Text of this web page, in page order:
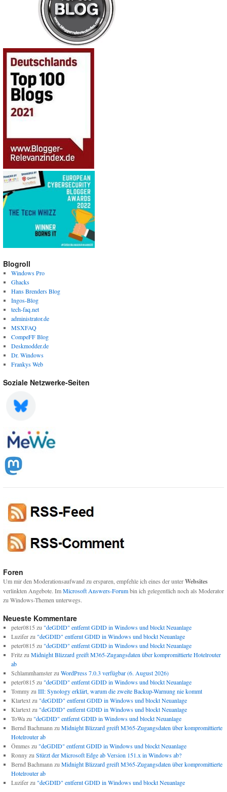
Blogroll
Windows Pro
Ghacks
Hans Brenders Blog
Ingos-Blog
tech-faq.net
administrator.de
MSXFAQ
CompeFF Blog
Deskmodder.de
Dr. Windows
Frankys Web
Soziale Netzwerke-Seiten
Foren
Um mir den Moderationsaufwand zu ersparen, empfehle ich eines der unterWebsites
verlinkten Angebote. ImMicrosoft Answers-Forumbin ich gelegentlich noch als Moderator
zu Windows-Themen unterwegs.
Neueste Kommentare
peter0815 zu "deGDID" entfernt GDID in Windows und blockt Neuanlage
Luziferzu "deGDID" entfernt GDID in Windows und blockt Neuanlage
peter0815 zu "deGDID" entfernt GDID in Windows und blockt Neuanlage
Fritzzu Midnight Blizzard greift M365-Zugangsdaten über kompromittierte Hotelrouter
ab
Schlammhamsterzu WordPress 7.0.3 verfügbar (6. August 2026)
peter0815 zu "deGDID" entfernt GDID in Windows und blockt Neuanlage
Tommyzu III: Synology erklärt, warum die zweite Backup-Warnung nie kommt
Klartextzu "deGDID" entfernt GDID in Windows und blockt Neuanlage
Klartextzu "deGDID" entfernt GDID in Windows und blockt Neuanlage
ToWazu "deGDID" entfernt GDID in Windows und blockt Neuanlage
Bernd Bachmann zu Midnight Blizzard greift M365-Zugangsdaten über kompromittierte
Hotelrouter ab
Ömmes zu "deGDID" entfernt GDID in Windows und blockt Neuanlage
Ronnyzu Stürzt der Microsoft Edge ab Version 151.x in Windows ab?
Bernd Bachmann zu Midnight Blizzard greift M365-Zugangsdaten über kompromittierte
Hotelrouter ab
Luziferzu "deGDID" entfernt GDID in Windows und blockt Neuanlage